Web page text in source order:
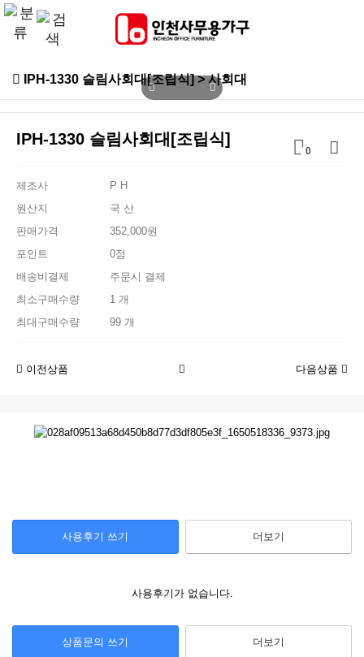
IPH-1330 슬림사회대[조립식] > 사회대
IPH-1330 슬림사회대[조립식]
0
제조사
P H
원산지
국 산
판매가격
352,000원
포인트
0점
배송비결제
주문시 결제
최소구매수량
1 개
최대구매수량
99 개
이전상품 다음상품
사용후기 쓰기 더보기
사용후기가 없습니다.
상품문의 쓰기 더보기